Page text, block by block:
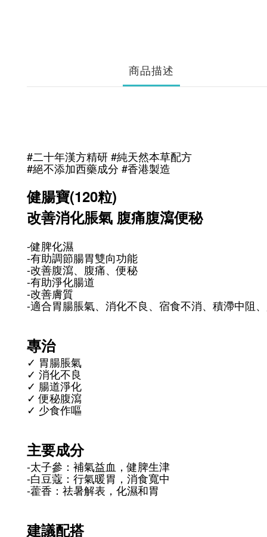
商品描述
#二十年漢方精研 #純天然本草配方
#絕不添加西藥成分 #香港製造
健腸寶(120粒)
改善消化脹氣 腹痛腹瀉便秘
-健脾化濕
-有助調節腸胃雙向功能
-改善腹瀉、腹痛、便秘
-有助淨化腸道
-改善膚質
-適合胃腸脹氣、消化不良、宿食不消、積滯中阻
專治
✓ 胃腸脹氣
✓ 消化不良
✓ 腸道淨化
✓ 便秘腹瀉
✓ 少食作嘔
主要成分
-太子參：補氣益血，健脾生津
-白豆蔻：行氣暖胃，消食寬中
-藿香：祛暑解表，化濕和胃
建議配搭​